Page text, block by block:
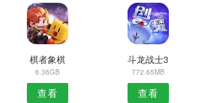
棋者象棋
6.36GB
查看
斗龙战士3
772.65MB
查看